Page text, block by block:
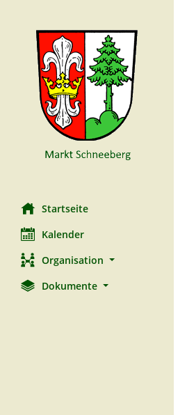
Startseite
Kalender
Organisation
Dokumente